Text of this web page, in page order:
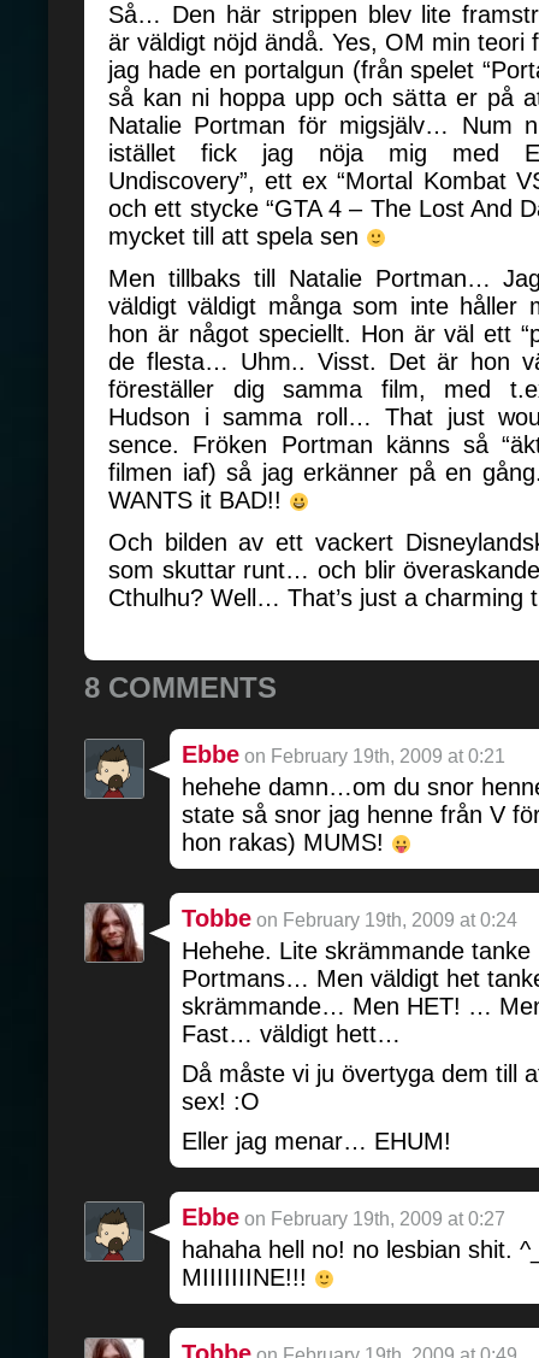
Så… Den här strippen blev lite
är väldigt nöjd ändå. Yes, OM min teori
jag hade en portalgun (från spelet
så kan ni hoppa upp och sätta er på
Natalie Portman för migsjälv… Num
istället fick jag nöja mig med
Undiscovery”, ett ex “Mortal Kombat
och ett stycke “GTA 4 – The Lost And
mycket till att spela sen
Men tillbaks till Natalie Portman…
väldigt väldigt många som inte håller
hon är något speciellt. Hon är väl ett
de flesta… Uhm.. Visst. Det är hon
föreställer dig samma film, med
Hudson i samma roll… That just
sence. Fröken Portman känns så
filmen iaf) så jag erkänner på en
WANTS it BAD!!
Och bilden av ett vackert
som skuttar runt… och blir
Cthulhu? Well… That’s just a charming
8 COMMENTS
Ebbe on February 19th, 2009 at 0:21
hehehe damn…om du snor
state så snor jag henne från V
hon rakas) MUMS!
Tobbe on February 19th, 2009 at 0:24
Hehehe. Lite skrämmande
Portmans… Men väldigt het
skrämmande… Men HET! …
Fast… väldigt hett…
Då måste vi ju övertyga dem till
sex! :O
Eller jag menar… EHUM!
Ebbe on February 19th, 2009 at 0:27
hahaha hell no! no lesbian shit.
MIIIIIIINE!!!